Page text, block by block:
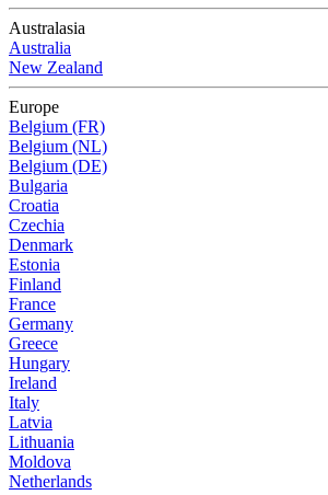
Australasia
Australia
New Zealand
Europe
Belgium (FR)
Belgium (NL)
Belgium (DE)
Bulgaria
Croatia
Czechia
Denmark
Estonia
Finland
France
Germany
Greece
Hungary
Ireland
Italy
Latvia
Lithuania
Moldova
Netherlands